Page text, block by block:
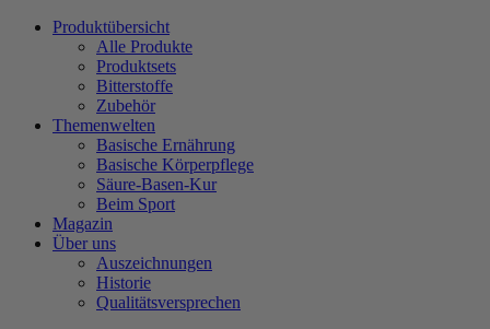
Zum
Produktübersicht
Alle Produkte
Produktsets
Bitterstoffe
Zubehör
Themenwelten
Basische Ernährung
Basische Körperpflege
Säure-Basen-Kur
Beim Sport
Magazin
Über uns
Auszeichnungen
Historie
Qualitätsversprechen